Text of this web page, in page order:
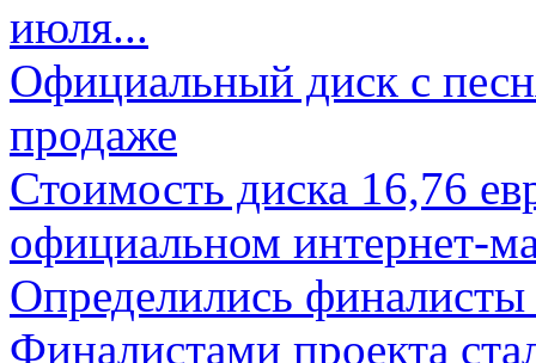
июля...
Официальный диск с
продаже
Стоимость диска 16,76
официальном интернет-
Определились
Финалистами проекта